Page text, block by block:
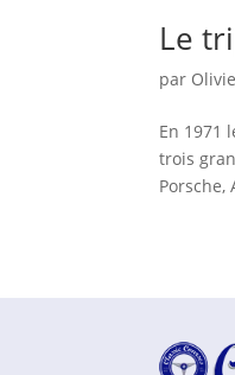
Le
par
En 1971
trois
Porsche,